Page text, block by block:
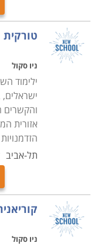
טורקית
ניו סקול
ילימוד
ישראלים,
והקשרים
אזורית
תל-אביב
ניו סקול